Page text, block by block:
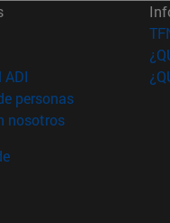
(abre en nueva ventana)
en nueva ventana)
(abre en nueva
personas(abre en nueva
nosotros(abre en nueva